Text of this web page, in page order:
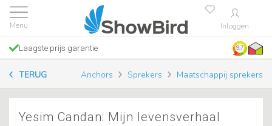
Inloggen
Laagste prijs garantie 9.7
TERUG Anchors Sprekers Maatschappij sprekers
Yesim Candan: Mijn levensverhaal